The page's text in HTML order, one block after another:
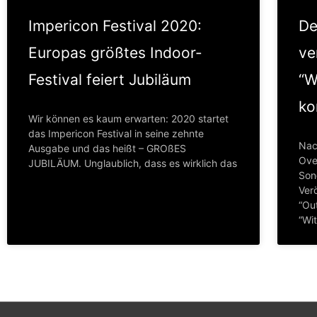
Impericon Festival 2020:
Europas größtes Indoor-
Festival feiert Jubiläum
Wir können es kaum erwarten: 2020 startet
das Impericon Festival in seine zehnte
Ausgabe und das heißt – GROßES
JUBILÄUM. Unglaublich, dass es wirklich das